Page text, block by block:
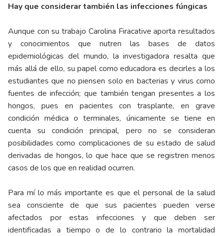
Hay que considerar también las infecciones fúngicas
Aunque con su trabajo Carolina Firacative aporta resultados
y conocimientos que nutren las bases de datos
epidemiológicas del mundo, la investigadora resalta que
más allá de ello, su papel como educadora es decirles a los
estudiantes que no piensen solo en bacterias y virus como
fuentes de infección; que también tengan presentes a los
hongos, pues en pacientes con trasplante, en grave
condición médica o terminales, únicamente se tiene en
cuenta su condición principal, pero no se consideran
posibilidades como complicaciones de su estado de salud
derivadas de hongos, lo que hace que se registren menos
casos de los que en realidad ocurren.
Para mí lo más importante es que el personal de la salud
sea consciente de que sus pacientes pueden verse
afectados por estas infecciones y que deben ser
identificadas a tiempo o de lo contrario la mortalidad